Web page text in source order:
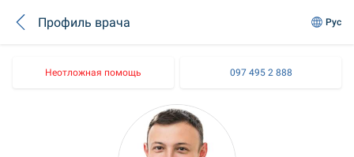
Профиль врача Рус
Неотложная помощь 097 495 2 888